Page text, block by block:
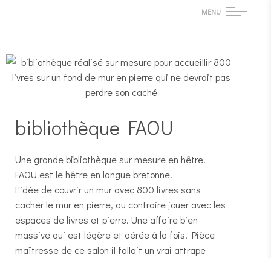
MENU
bibliothèque FAOU
Une grande bibliothèque sur mesure en hêtre.
FAOU est le hêtre en langue bretonne.
L'idée de couvrir un mur avec 800 livres sans
cacher le mur en pierre, au contraire jouer avec les
espaces de livres et pierre. Une affaire bien
massive qui est légère et aérée à la fois. Pièce
maîtresse de ce salon il fallait un vrai attrape